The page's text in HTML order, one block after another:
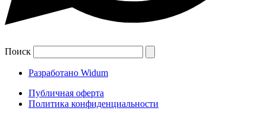
Поиск
Разработано Widum
Публичная оферта
Политика конфиденциальности